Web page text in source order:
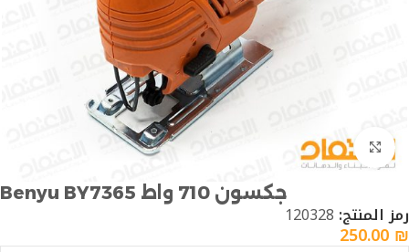
Click to enlarge
جكسون 710 واط Benyu BY7365
رمز المنتج: 120328
250.00 ₪